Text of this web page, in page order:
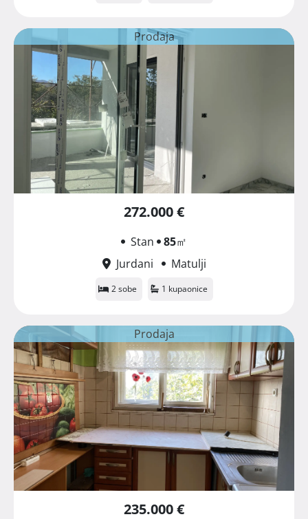
Prodaja
272.000 €
Stan 85㎡
Jurdani
Matulji
2 sobe 1 kupaonice
Prodaja
235.000 €